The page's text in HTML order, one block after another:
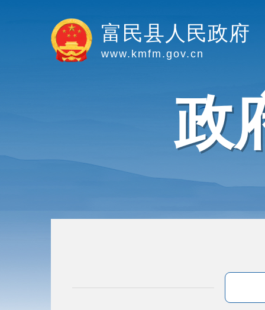
富民县人民政府
www.kmfm.gov.cn
政